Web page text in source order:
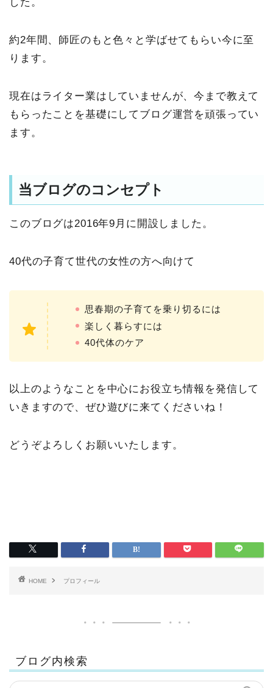
約2年間、師匠のもと色々と学ばせてもらい今に至
ります。
現在はライター業はしていませんが、今まで教えて
もらったことを基礎にしてブログ運営を頑張ってい
ます。
当ブログのコンセプト
このブログは2016年9月に開設しました。
40代の子育て世代の女性の方へ向けて
思春期の子育てを乗り切るには
楽しく暮らすには
40代体のケア
以上のようなことを中心にお役立ち情報を発信して
いきますので、ぜひ遊びに来てくださいね！
どうぞよろしくお願いいたします。
HOME プロフィール
ブログ内検索